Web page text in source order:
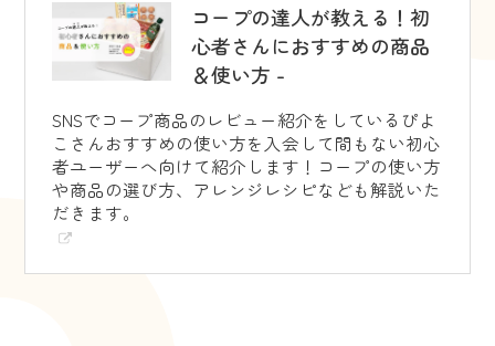
コープの達人が教える！初
心者さんにおすすめの商品
＆使い方 -
SNSでコープ商品のレビュー紹介をしているぴよ
こさんおすすめの使い方を入会して間もない初心
者ユーザーへ向けて紹介します！コープの使い方
や商品の選び方、アレンジレシピなども解説いた
だきます。